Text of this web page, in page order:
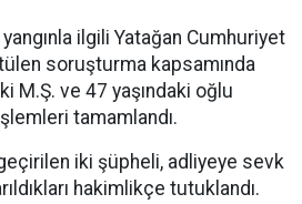
ilgili Yatağan Cumhuriyet
soruşturma kapsamında
M.Ş. ve 47 yaşındaki oğlu
tamamlandı.
iki şüpheli, adliyeye sevk
hakimlikçe tutuklandı.